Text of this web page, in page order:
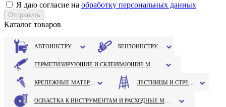
Я даю согласие на обработку персональных данных
Каталог товаров